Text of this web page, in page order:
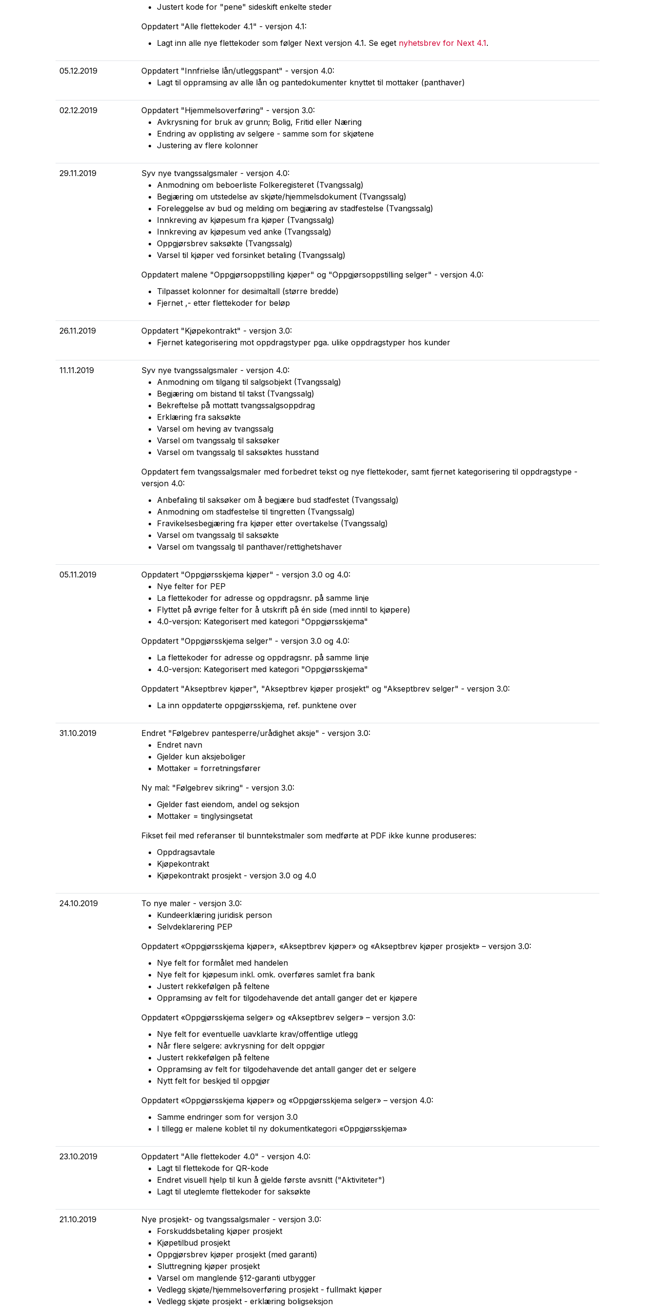
Justert kode for "pene" sideskift enkelte steder
Oppdatert "Alle flettekoder 4.1" - versjon 4.1:
Lagt inn alle nye flettekoder som følger Next versjon 4.1. Se eget nyhetsbrev for Next 4.1.
05.12.2019
Oppdatert "Innfrielse lån/utleggspant" - versjon 4.0:
Lagt til oppramsing av alle lån og pantedokumenter knyttet til mottaker (panthaver)
02.12.2019
Oppdatert "Hjemmelsoverføring" - versjon 3.0:
Avkrysning for bruk av grunn; Bolig, Fritid eller Næring
Endring av opplisting av selgere - samme som for skjøtene
Justering av flere kolonner
29.11.2019
Syv nye tvangssalgsmaler - versjon 4.0:
Anmodning om beboerliste Folkeregisteret (Tvangssalg)
Begjæring om utstedelse av skjøte/hjemmelsdokument (Tvangssalg)
Foreleggelse av bud og melding om begjæring av stadfestelse (Tvangssalg)
Innkreving av kjøpesum fra kjøper (Tvangssalg)
Innkreving av kjøpesum ved anke (Tvangssalg)
Oppgjørsbrev saksøkte (Tvangssalg)
Varsel til kjøper ved forsinket betaling (Tvangssalg)
Oppdatert malene "Oppgjørsoppstilling kjøper" og "Oppgjørsoppstilling selger" - versjon 4.0:
Tilpasset kolonner for desimaltall (større bredde)
Fjernet ,- etter flettekoder for beløp
26.11.2019
Oppdatert "Kjøpekontrakt" - versjon 3.0:
Fjernet kategorisering mot oppdragstyper pga. ulike oppdragstyper hos kunder
11.11.2019
Syv nye tvangssalgsmaler - versjon 4.0:
Anmodning om tilgang til salgsobjekt (Tvangssalg)
Begjæring om bistand til takst (Tvangssalg)
Bekreftelse på mottatt tvangssalgsoppdrag
Erklæring fra saksøkte
Varsel om heving av tvangssalg
Varsel om tvangssalg til saksøker
Varsel om tvangssalg til saksøktes husstand
Oppdatert fem tvangssalgsmaler med forbedret tekst og nye flettekoder, samt fjernet kategorisering til oppdragstype -
versjon 4.0:
Anbefaling til saksøker om å begjære bud stadfestet (Tvangssalg)
Anmodning om stadfestelse til tingretten (Tvangssalg)
Fravikelsesbegjæring fra kjøper etter overtakelse (Tvangssalg)
Varsel om tvangssalg til saksøkte
Varsel om tvangssalg til panthaver/rettighetshaver
05.11.2019
Oppdatert "Oppgjørsskjema kjøper" - versjon 3.0 og 4.0:
Nye felter for PEP
La flettekoder for adresse og oppdragsnr. på samme linje
Flyttet på øvrige felter for å utskrift på én side (med inntil to kjøpere)
4.0-versjon: Kategorisert med kategori "Oppgjørsskjema"
Oppdatert "Oppgjørsskjema selger" - versjon 3.0 og 4.0:
La flettekoder for adresse og oppdragsnr. på samme linje
4.0-versjon: Kategorisert med kategori "Oppgjørsskjema"
Oppdatert "Akseptbrev kjøper", "Akseptbrev kjøper prosjekt" og "Akseptbrev selger" - versjon 3.0:
La inn oppdaterte oppgjørsskjema, ref. punktene over
31.10.2019
Endret "Følgebrev pantesperre/urådighet aksje" - versjon 3.0:
Endret navn
Gjelder kun aksjeboliger
Mottaker = forretningsfører
Ny mal: "Følgebrev sikring" - versjon 3.0:
Gjelder fast eiendom, andel og seksjon
Mottaker = tinglysingsetat
Fikset feil med referanser til bunntekstmaler som medførte at PDF ikke kunne produseres:
Oppdragsavtale
Kjøpekontrakt
Kjøpekontrakt prosjekt - versjon 3.0 og 4.0
24.10.2019
To nye maler - versjon 3.0:
Kundeerklæring juridisk person
Selvdeklarering PEP
Oppdatert «Oppgjørsskjema kjøper», «Akseptbrev kjøper» og «Akseptbrev kjøper prosjekt» – versjon 3.0:
Nye felt for formålet med handelen
Nye felt for kjøpesum inkl. omk. overføres samlet fra bank
Justert rekkefølgen på feltene
Oppramsing av felt for tilgodehavende det antall ganger det er kjøpere
Oppdatert «Oppgjørsskjema selger» og «Akseptbrev selger» – versjon 3.0:
Nye felt for eventuelle uavklarte krav/offentlige utlegg
Når flere selgere: avkrysning for delt oppgjør
Justert rekkefølgen på feltene
Oppramsing av felt for tilgodehavende det antall ganger det er selgere
Nytt felt for beskjed til oppgjør
Oppdatert «Oppgjørsskjema kjøper» og «Oppgjørsskjema selger» – versjon 4.0:
Samme endringer som for versjon 3.0
I tillegg er malene koblet til ny dokumentkategori «Oppgjørsskjema»
23.10.2019
Oppdatert "Alle flettekoder 4.0" - versjon 4.0:
Lagt til flettekode for QR-kode
Endret visuell hjelp til kun å gjelde første avsnitt ("Aktiviteter")
Lagt til uteglemte flettekoder for saksøkte
21.10.2019
Nye prosjekt- og tvangssalgsmaler - versjon 3.0:
Forskuddsbetaling kjøper prosjekt
Kjøpetilbud prosjekt
Oppgjørsbrev kjøper prosjekt (med garanti)
Sluttregning kjøper prosjekt
Varsel om manglende §12-garanti utbygger
Vedlegg skjøte/hjemmelsoverføring prosjekt - fullmakt kjøper
Vedlegg skjøte prosjekt - erklæring boligseksjon